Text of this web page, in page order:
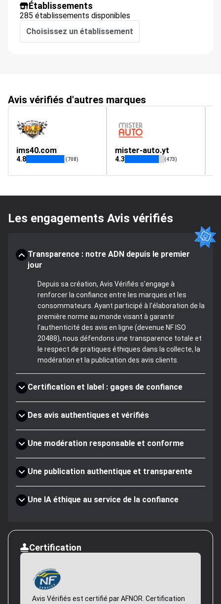
Établissements
285 établissements disponibles
Choisissez un établissement
Avis vérifiés d'autres marques
ims40.com
4.8 (708)
mister-auto.yt
4.3 (473)
Les engagements Avis vérifiés
Transparence : notre ADN depuis le premier
jour
Depuis sa création, Avis Vérifiés s'engage à
renforcer la confiance entre les marques et les
consommateurs. Ayant participé à l'élaboration de la
première norme au monde visant à garantir
l'authenticité des avis en ligne (devenue NF ISO
20488), nous défendons une transparence totale et
le respect de pratiques éthiques dans la collecte, la
modération et la publication des avis clients.
Certification et label : gages de confiance
Des avis authentiques et vérifiés
Une modération responsable et conforme
Une publication authentique et transparente
Une IA éthique au service de la confiance
Certification
Avis Vérifiés est certifié par AFNOR. Certification